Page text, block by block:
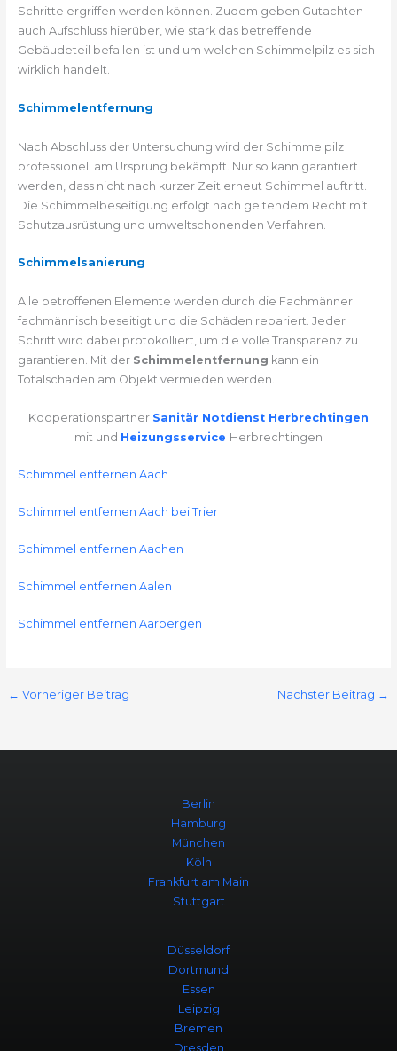
Schritte ergriffen werden können. Zudem geben Gutachten
auch Aufschluss hierüber, wie stark das betreffende
Gebäudeteil befallen ist und um welchen Schimmelpilz es sich
wirklich handelt.
Schimmelentfernung
Nach Abschluss der Untersuchung wird der Schimmelpilz
professionell am Ursprung bekämpft. Nur so kann garantiert
werden, dass nicht nach kurzer Zeit erneut Schimmel auftritt.
Die Schimmelbeseitigung erfolgt nach geltendem Recht mit
Schutzausrüstung und umweltschonenden Verfahren.
Schimmelsanierung
Alle betroffenen Elemente werden durch die Fachmänner
fachmännisch beseitigt und die Schäden repariert. Jeder
Schritt wird dabei protokolliert, um die volle Transparenz zu
garantieren. Mit der Schimmelentfernung kann ein
Totalschaden am Objekt vermieden werden.
Kooperationspartner Sanitär Notdienst Herbrechtingen
mit und Heizungsservice Herbrechtingen
Schimmel entfernen Aach
Schimmel entfernen Aach bei Trier
Schimmel entfernen Aachen
Schimmel entfernen Aalen
Schimmel entfernen Aarbergen
← Vorheriger Beitrag Nächster Beitrag →
Berlin
Hamburg
München
Köln
Frankfurt am Main
Stuttgart
Düsseldorf
Dortmund
Essen
Leipzig
Bremen
Dresden